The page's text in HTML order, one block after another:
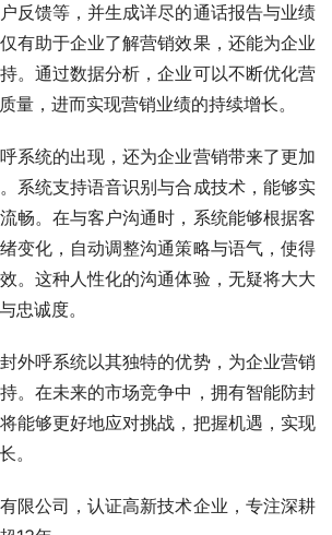
反馈等，并生成详尽的通话报告与业绩
有助于企业了解营销效果，还能为企业
。通过数据分析，企业可以不断优化营
量，进而实现营销业绩的持续增长。
系统的出现，还为企业营销带来了更加
系统支持语音识别与合成技术，能够实
畅。在与客户沟通时，系统能够根据客
变化，自动调整沟通策略与语气，使得
。这种人性化的沟通体验，无疑将大大
忠诚度。
外呼系统以其独特的优势，为企业营销
。在未来的市场竞争中，拥有智能防封
能够更好地应对挑战，把握机遇，实现
。
限公司，认证高新技术企业，专注深耕